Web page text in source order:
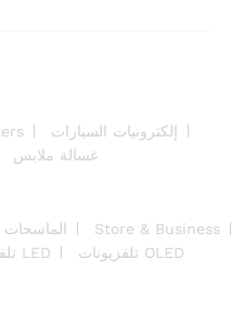
إلكترونيات السيارات
غسالة ملابس
الماسحات
Store & Business
تلفزيونات LED تلفزيونات OLED